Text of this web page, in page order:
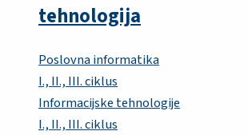
tehnologija
Poslovna informatika
I., II., III. ciklus
Informacijske tehnologije
I., II., III. ciklus